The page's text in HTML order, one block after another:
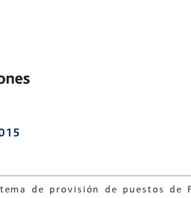
de provisión de puestos de